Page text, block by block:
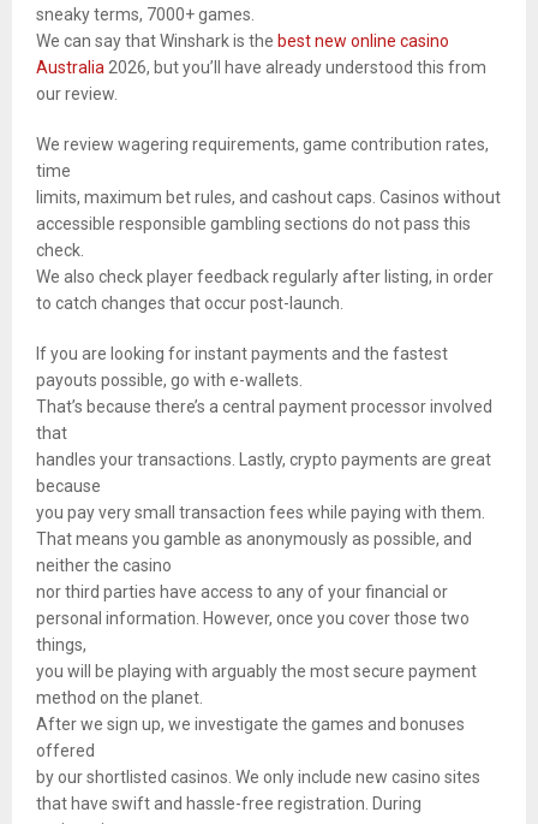
sneaky terms, 7000+ games.
We can say that Winshark is the best new online casino
Australia2026, but you’ll have already understood this from
our review.
We review wagering requirements, game contribution rates,
time
limits, maximum bet rules, and cashout caps. Casinos without
accessible responsible gambling sections do not pass this
check.
We also check player feedback regularly after listing, in order
to catch changes that occur post-launch.
If you are looking for instant payments and the fastest
payouts possible, go with e-wallets.
That’s because there’s a central payment processor involved
that
handles your transactions. Lastly, crypto payments are great
because
you pay very small transaction fees while paying with them.
That means you gamble as anonymously as possible, and
neither the casino
nor third parties have access to any of your financial or
personal information. However, once you cover those two
things,
you will be playing with arguably the most secure payment
method on the planet.
After we sign up, we investigate the games and bonuses
offered
by our shortlisted casinos. We only include new casino sites
that have swift and hassle-free registration. During